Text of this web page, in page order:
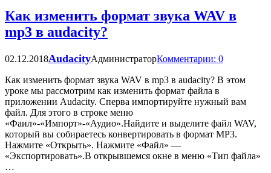
Как изменить формат звука WAV в
mp3 в audacity?
02.12.2018AudacityАдминистраторКомментарии: 0
Как изменить формат звука WAV в mp3 в audacity? В этом
уроке мы рассмотрим как изменить формат файла в
приложении Audacity. Сперва импортируйте нужный вам
файл. Для этого в строке меню
«Фаил»-«Импорт»-«Аудио».Найдите и выделите файл WAV,
который вы собираетесь конвертировать в формат MP3.
Нажмите «Открыть». Нажмите «Файл» —
«Экспортировать».В открывшемся окне в меню «Тип файла»
…